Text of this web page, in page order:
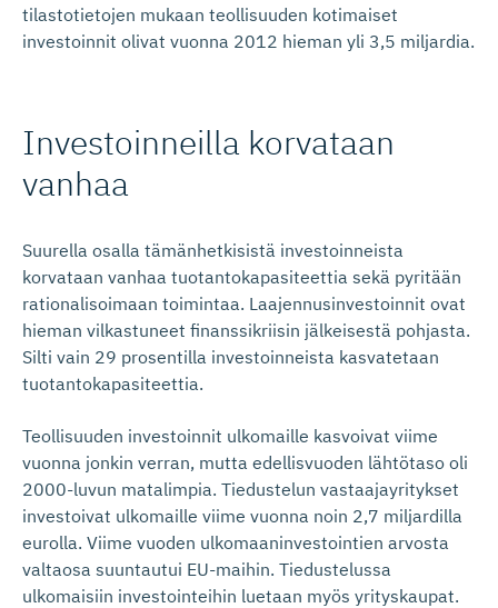
tilastotietojen mukaan teollisuuden kotimaiset
investoinnit olivat vuonna 2012 hieman yli 3,5 miljardia.
Investoin­neilla korvataan
vanhaa
Suurella osalla tämänhetkisistä investoinneista
korvataan vanhaa tuotantokapasiteettia sekä pyritään
rationalisoimaan toimintaa. Laajennusinvestoinnit ovat
hieman vilkastuneet finanssikriisin jälkeisestä pohjasta.
Silti vain 29 prosentilla investoinneista kasvatetaan
tuotantokapasiteettia.
Teollisuuden investoinnit ulkomaille kasvoivat viime
vuonna jonkin verran, mutta edellisvuoden lähtötaso oli
2000-luvun matalimpia. Tiedustelun vastaajayritykset
investoivat ulkomaille viime vuonna noin 2,7 miljardilla
eurolla. Viime vuoden ulkomaaninvestointien arvosta
valtaosa suuntautui EU-maihin. Tiedustelussa
ulkomaisiin investointeihin luetaan myös yrityskaupat.